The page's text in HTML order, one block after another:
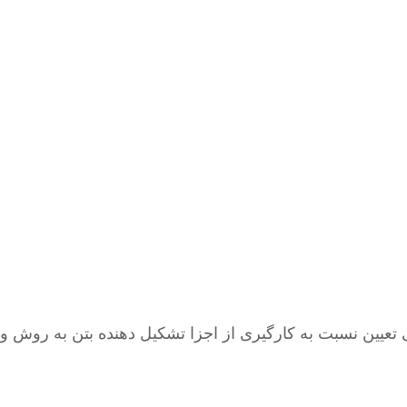
نسبت به کارگیری از اجزا تشکیل دهنده بتن به روش